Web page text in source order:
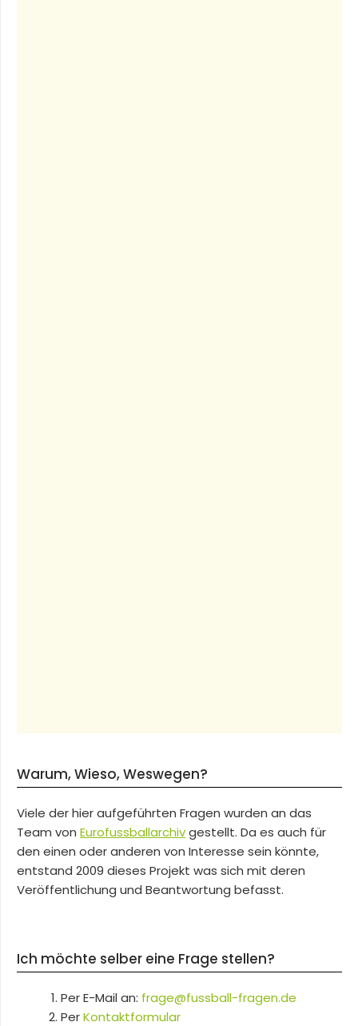
Warum, Wieso, Weswegen?
Viele der hier aufgeführten Fragen wurden an das
Team von Eurofussballarchivgestellt. Da es auch für
den einen oder anderen von Interesse sein könnte,
entstand 2009 dieses Projekt was sich mit deren
Veröffentlichung und Beantwortung befasst.
Ich möchte selber eine Frage stellen?
Per E-Mail an: frage@fussball-fragen.de
PerKontaktformular